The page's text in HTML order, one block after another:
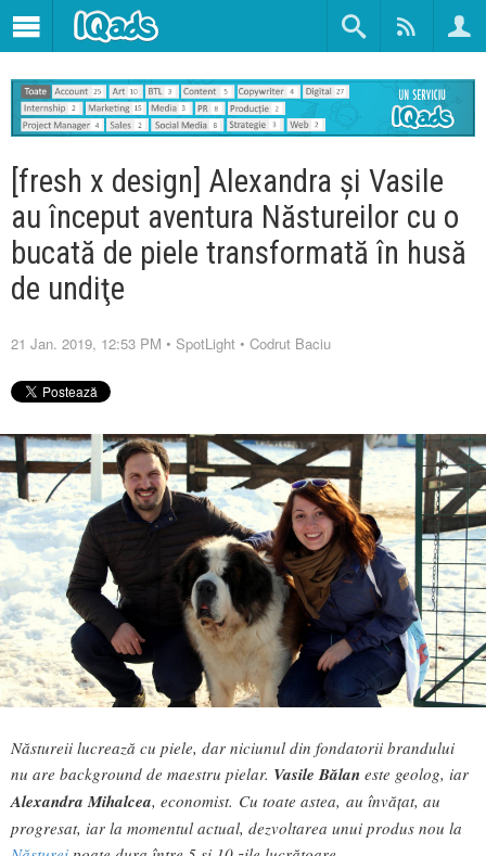
[fresh x design] Alexandra și Vasile
au început aventura Năstureilor cu o
bucată de piele transformată în husă
de undiţe
21 Jan. 2019, 12:53 PM • SpotLight • Codrut Baciu
Năstureii lucrează cu piele, dar niciunul din fondatorii brandului
nu are background de maestru pielar. Vasile Bălan este geolog, iar
Alexandra Mihalcea, economist. Cu toate astea, au învățat, au
progresat, iar la momentul actual, dezvoltarea unui produs nou la